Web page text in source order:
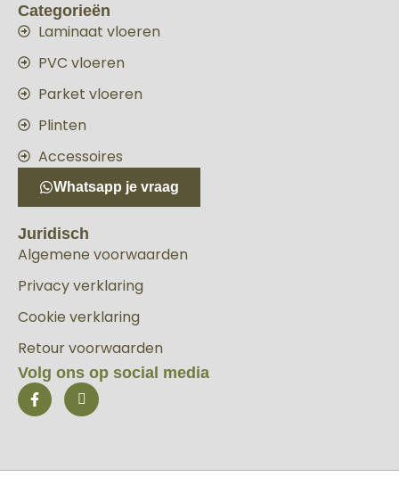
Categorieën
Laminaat vloeren
PVC vloeren
Parket vloeren
Plinten
Accessoires
Whatsapp je vraag
Juridisch
Algemene voorwaarden
Privacy verklaring
Cookie verklaring
Retour voorwaarden
Volg ons op social media